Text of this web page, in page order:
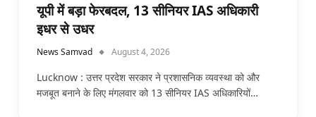
यूपी में बड़ा फेरबदल, 13 सीनियर IAS अधिकारी
इधर से उधर
News Samvad August 4, 2026
Lucknow : उत्तर प्रदेश सरकार ने प्रशासनिक व्यवस्था को और
मजबूत बनाने के लिए मंगलवार को 13 सीनियर IAS अधिकारियों…